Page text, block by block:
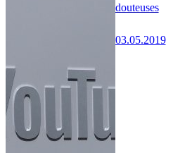
douteuses
03.05.2019